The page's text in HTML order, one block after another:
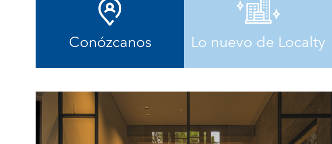
Conózcanos Lo nuevo de Localty